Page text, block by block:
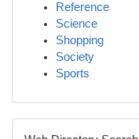
Reference
Science
Shopping
Society
Sports